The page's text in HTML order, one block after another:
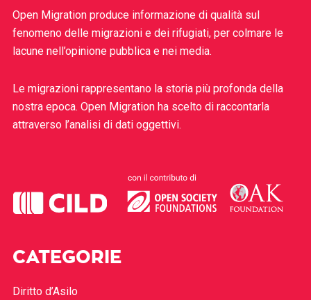
Open Migration produce informazione di qualità sul
fenomeno delle migrazioni e dei rifugiati, per colmare le
lacune nell’opinione pubblica e nei media.
Le migrazioni rappresentano la storia più profonda della
nostra epoca. Open Migration ha scelto di raccontarla
attraverso l’analisi di dati oggettivi.
CATEGORIE
Diritto d’Asilo